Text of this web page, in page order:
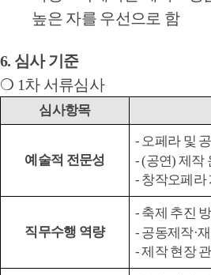
높은 자를 우선으로 함
6. 심사 기준
❍ 1차 서류심사
심사항목
예술적 전문성
- 오페라 및
- (공연)제작
- 창작오페라
직무수행 역량
- 축제 추진
- 공동제작·
- 제작 현장